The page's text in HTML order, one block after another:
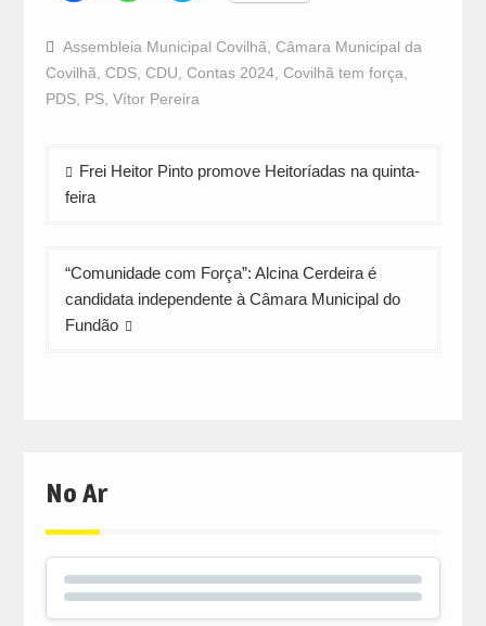
Facebook
(Opens
in
new
window)
WhatsApp
(Opens
in
new
window)
Twitter
(Opens
in
new
window)
Assembleia Municipal Covilhã Câmara Municipal da
Covilhã CDS, CDU Contas 2024, Covilhã tem força
PDS, PS, Vítor Pereira
Navegação
de
Frei Heitor Pinto promove Heitoríadas na quinta-
feira
“Comunidade com Força”: Alcina Cerdeira é
candidata independente à Câmara Municipal do
Fundão
No Ar